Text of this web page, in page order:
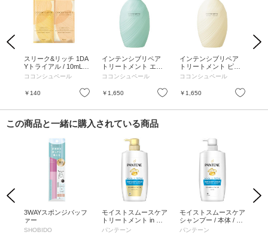
Previous
お気に入り
スリーク&リッチ 1DA
Yトライアル / 10mL+1
0g
ココンシュペール
￥140 お気に入り
インテンシブリペア
トリートメント エア
リーブルーム / 本体 /
ココンシュペール
￥1,650 お気に入り
インテンシブリペア
トリートメント ピュ
アスカルプ / 本体 / 50
ココンシュペール
￥1,650
Next
この商品と一緒に購入されている商品
Previous
3WAYスポンジバッフ
ァー
SHOBIDO
モイストスムースケア
トリートメント in コ
ンディショナー / 本体
パンテーン
モイストスムースケア
シャンプー / 本体 / 40
0ml
パンテーン
Next